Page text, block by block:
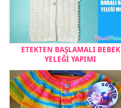
ETEKTEN BAŞLAMALI BEBEK
YELEĞİ YAPIMI